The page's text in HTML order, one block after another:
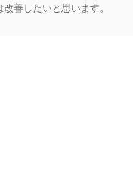
善したいと思います。